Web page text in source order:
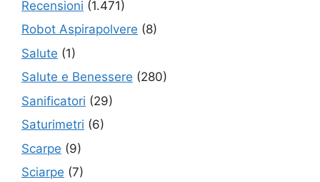
Recensioni (1.471)
Robot Aspirapolvere (8)
Salute (1)
Salute e Benessere (280)
Sanificatori (29)
Saturimetri (6)
Scarpe (9)
Sciarpe (7)